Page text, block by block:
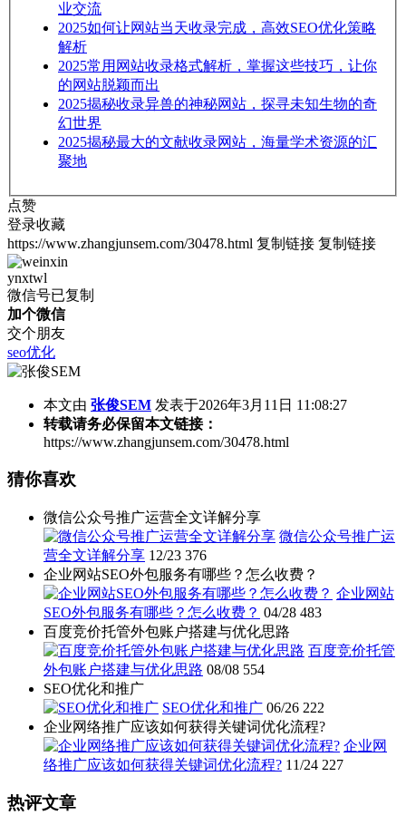
业交流
2025如何让网站当天收录完成，高效SEO优化策略
解析
2025常用网站收录格式解析，掌握这些技巧，让你
的网站脱颖而出
2025揭秘收录异兽的神秘网站，探寻未知生物的奇
幻世界
2025揭秘最大的文献收录网站，海量学术资源的汇
聚地
点赞
登录收藏
https://www.zhangjunsem.com/30478.html 复制链接 复制链接
ynxtwl
微信号已复制
加个微信
交个朋友
seo优化
本文由 张俊SEM 发表于2026年3月11日 11:08:27
转载请务必保留本文链接：
https://www.zhangjunsem.com/30478.html
猜你喜欢
微信公众号推广运营全文详解分享
微信公众号推广运
营全文详解分享 12/23 376
企业网站SEO外包服务有哪些？怎么收费？
企业网站
SEO外包服务有哪些？怎么收费？ 04/28 483
百度竞价托管外包账户搭建与优化思路
百度竞价托管
外包账户搭建与优化思路 08/08 554
SEO优化和推广
SEO优化和推广 06/26 222
企业网络推广应该如何获得关键词优化流程?
企业网
络推广应该如何获得关键词优化流程? 11/24 227
热评文章